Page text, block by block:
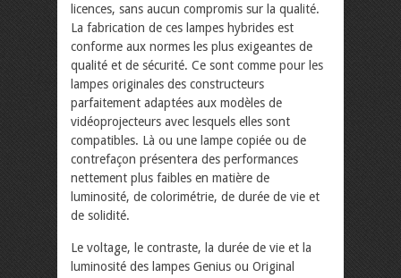
licences, sans aucun compromis sur la qualité.
La fabrication de ces lampes hybrides est
conforme aux normes les plus exigeantes de
qualité et de sécurité. Ce sont comme pour les
lampes originales des constructeurs
parfaitement adaptées aux modèles de
vidéoprojecteurs avec lesquels elles sont
compatibles. Là ou une lampe copiée ou de
contrefaçon présentera des performances
nettement plus faibles en matière de
luminosité, de colorimétrie, de durée de vie et
de solidité.
Le voltage, le contraste, la durée de vie et la
luminosité des lampes Genius ou Original